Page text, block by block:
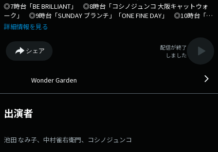
◎7時台「BE BRILLIANT」 ◎8時台「コシノジュンコ 大阪キャットウォ
ーク」 ◎9時台「SUNDAY ブランチ」「ONE FINE DAY」 ◎10時台「花
キューピットFlowers in style」 ◎10時台 ゲスト：歌舞伎俳優 五代目 中
ジ ●facebookページ ●twitterハッシュタグ「#fmcocolo765」
●twitterアカウント「@fmcocolo765」
詳細情報を見る
シェア
配信が終了
しました
Wonder Garden
出演者
池田 なみ子、中村雀右衛門、コシノジュンコ